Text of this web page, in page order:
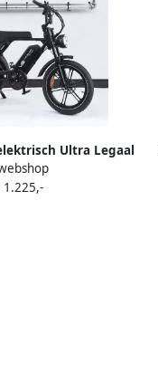
Ultra Legaal
Niet opvoerbare
Hydraulische
1.225,-